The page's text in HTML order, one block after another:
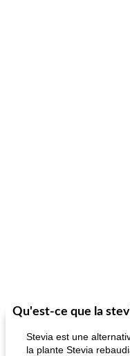
Qu'est-ce que la
Stevia est une
la plante Stevia